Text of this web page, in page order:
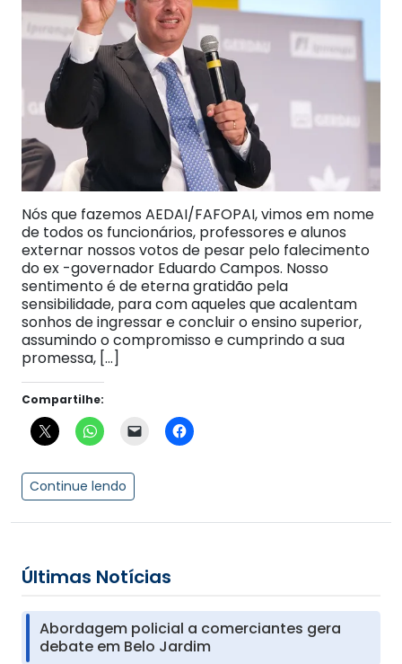
Nós que fazemos AEDAI/FAFOPAI, vimos em nome
de todos os funcionários, professores e alunos
externar nossos votos de pesar pelo falecimento
do ex -governador Eduardo Campos. Nosso
sentimento é de eterna gratidão pela
sensibilidade, para com aqueles que acalentam
sonhos de ingressar e concluir o ensino superior,
assumindo o compromisso e cumprindo a sua
promessa, […]
Compartilhe:
Continue lendo
Últimas Notícias
Abordagem policial a comerciantes gera
debate em Belo Jardim